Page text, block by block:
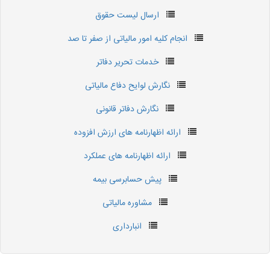
ارسال لیست حقوق
انجام کلیه امور مالیاتی از صفر تا صد
خدمات تحریر دفاتر
نگارش لوایح دفاع مالیاتی
نگارش دفاتر قانونی
ارائه اظهارنامه های ارزش افزوده
ارائه اظهارنامه های عملکرد
پیش حسابرسی بیمه
مشاوره مالیاتی
انبارداری